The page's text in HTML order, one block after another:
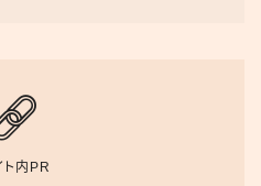
ト内PR